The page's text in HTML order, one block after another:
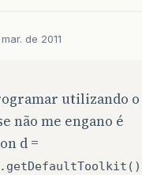
de 2011
utilizando o
não me engano é
d =